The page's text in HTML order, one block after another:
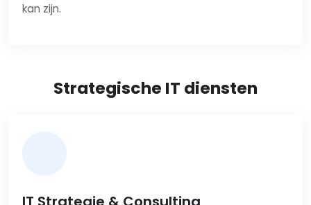
kan zijn.
Strategische IT diensten